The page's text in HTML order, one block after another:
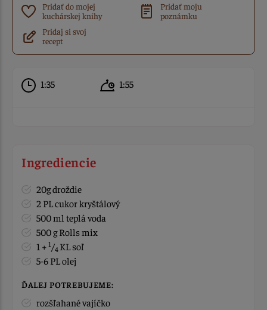
Pridať do mojej
kuchárskej knihy
Pridať moju
poznámku
Pridaj si svoj
recept
1:35 1:55
Ingrediencie
20g droždie
2 PL cukor kryštálový
500 ml teplá voda
500 g Rolls mix
1 +1/4KL soľ
5-6 PL olej
ĎALEJ POTREBUJEME:
rozšľahané vajíčko